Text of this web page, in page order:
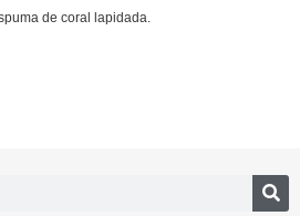
de coral lapidada.